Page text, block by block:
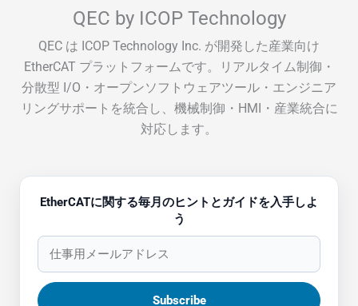
QEC by ICOP Technology
QEC は ICOP Technology Inc. が開発した産業向け
EtherCAT プラットフォームです。リアルタイム制御・
分散型 I/O・オープンソフトウェアツール・エンジニア
リングサポートを統合し、機械制御・HMI・産業統合に
対応します。
EtherCATに関する毎月のヒントとガイドを入手しよ
う